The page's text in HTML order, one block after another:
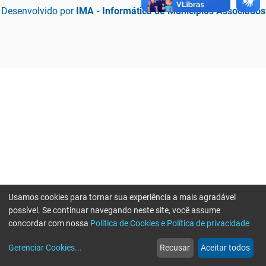
Desenvolvido por IMA - Informática de Municípios Associados
web
Notícias
more_horiz
Mais
Usamos cookies para tornar sua experiência a mais agradável
possível. Se continuar navegando neste site, você assume
concordar com nossa Política de Cookies e Política de privacidade
Gerenciar Cookies... Recusar Aceitar todos
Erro ao enviar informações, por favor tente novamente